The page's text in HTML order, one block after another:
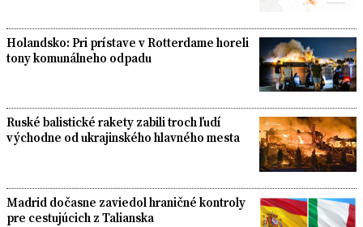
Holandsko: Pri prístave v Rotterdame horeli
tony komunálneho odpadu
Ruské balistické rakety zabili troch ľudí
východne od ukrajinského hlavného mesta
Madrid dočasne zaviedol hraničné kontroly
pre cestujúcich z Talianska